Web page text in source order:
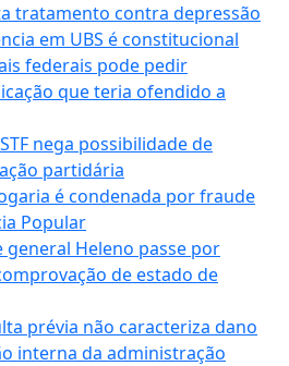
tratamento contra depressão
em UBS é constitucional
federais pode pedir
que teria ofendido a
nega possibilidade de
partidária
é condenada por fraude
Popular
general Heleno passe por
de estado de
prévia não caracteriza dano
interna da administração